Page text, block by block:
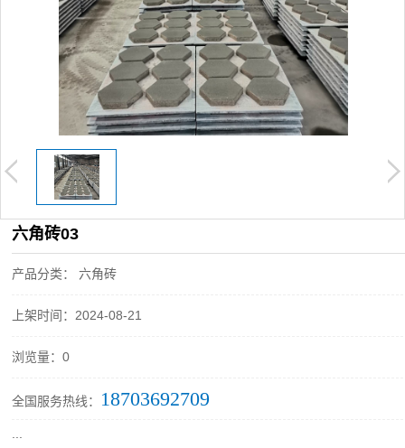
六角砖03
产品分类： 六角砖
上架时间：2024-08-21
浏览量：0
全国服务热线： 18703692709